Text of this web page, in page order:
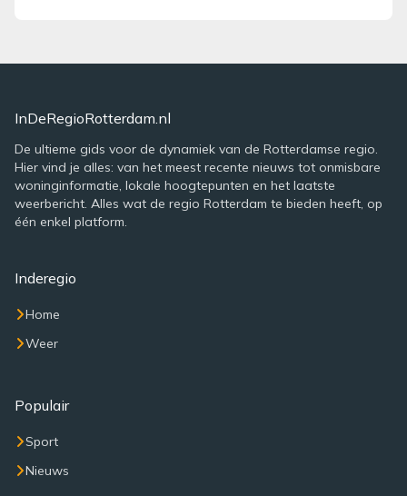
InDeRegioRotterdam.nl
De ultieme gids voor de dynamiek van de Rotterdamse regio.
Hier vind je alles: van het meest recente nieuws tot onmisbare
woninginformatie, lokale hoogtepunten en het laatste
weerbericht. Alles wat de regio Rotterdam te bieden heeft, op
één enkel platform.
Inderegio
Home
Weer
Populair
Sport
Nieuws